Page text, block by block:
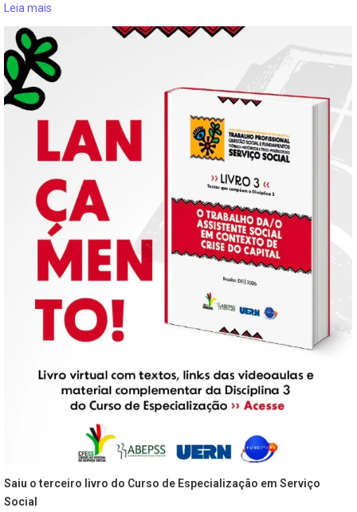
Leia mais
Saiu o terceiro livro do Curso de Especialização em Serviço
Social